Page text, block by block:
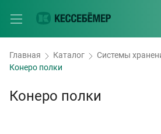
Главная Каталог
Системы
Конеро полки
Конеро полки